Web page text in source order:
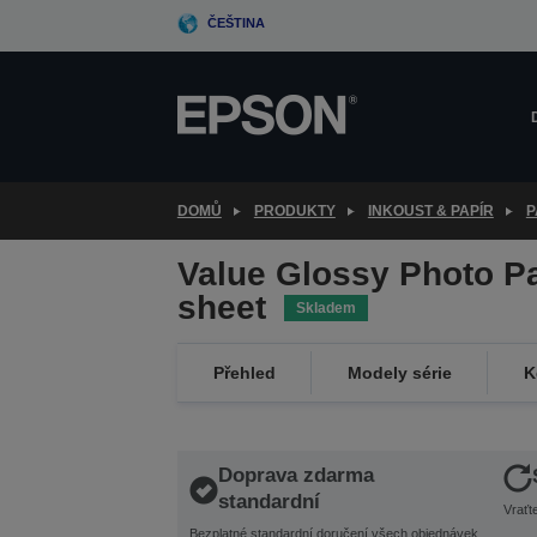
ČEŠTINA
DOMŮ PRODUKTY INKOUST & PAPÍR
Value Glossy Photo
sheet
Skladem
Přehled Modely série
Doprava zdarma
standardní
Bezplatné standardní doručení všech objednávek